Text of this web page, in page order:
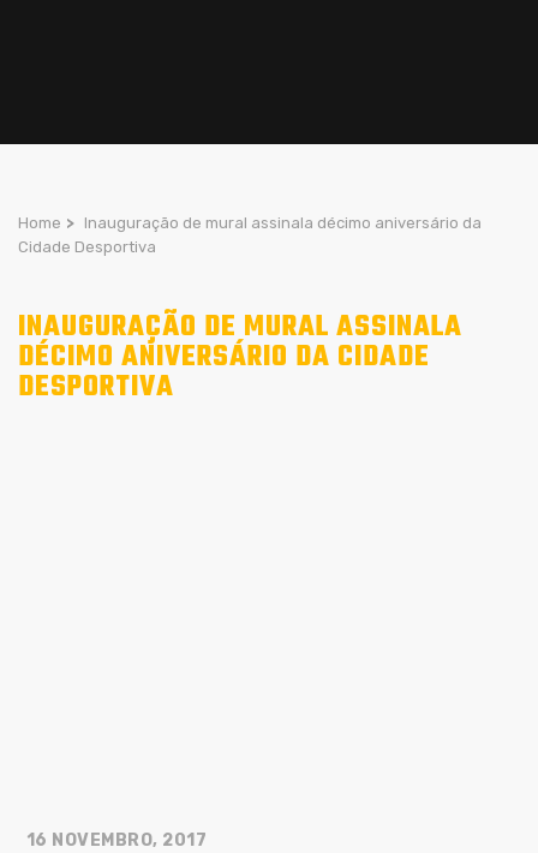
Home > Inauguração de mural assinala décimo aniversário da
Cidade Desportiva
INAUGURAÇÃO DE MURAL ASSINALA
DÉCIMO ANIVERSÁRIO DA CIDADE
DESPORTIVA
16 NOVEMBRO, 2017